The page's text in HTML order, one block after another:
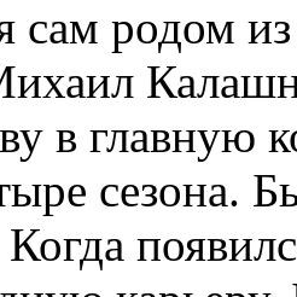
родом из
в главную
сезона.